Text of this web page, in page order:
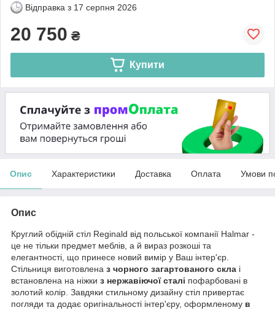
Відправка з 17 серпня 2026
20 750 ₴
Купити
Опис Характеристики Доставка Оплата Умови
Опис
Круглий обідній стіл Reginald від польської компанії Halmar -
це не тільки предмет меблів, а й вираз розкоші та
елегантності, що принесе новий вимір у Ваш інтер'єр.
Стільниця виготовлена з чорного загартованого скла і
встановлена на ніжки з нержавіючої сталі пофарбовані в
золотий колір. Завдяки стильному дизайну стіл привертає
погляди та додає оригінальності інтер'єру, оформленому в